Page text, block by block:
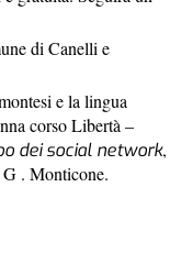
di Canelli e
e la lingua
corso Libertà –
dei social network,
. Monticone.